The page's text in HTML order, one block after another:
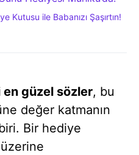
Kutusu ile Babanızı Şaşırtın!
en güzel sözler, bu
değer katmanın
Bir hediye